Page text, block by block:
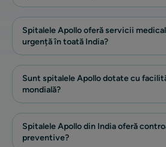
Spitalele Apollo oferă servicii
urgență în toată India?
Sunt spitalele Apollo dotate cu
mondială?
Spitalele Apollo din India oferă
preventive?